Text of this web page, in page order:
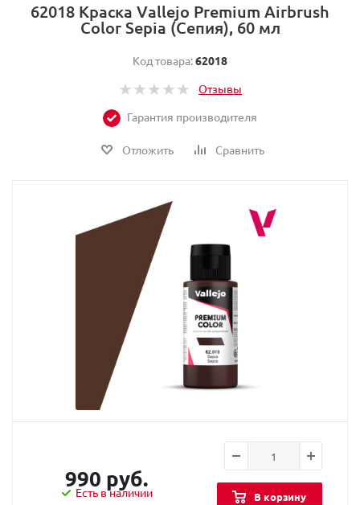
62018 Краска Vallejo Premium Airbrush
Color Sepia (Сепия), 60 мл
Код товара:62018
Отзывы
Гарантия производителя
Отложить Сравнить
990 руб.
Есть в наличии В корзину